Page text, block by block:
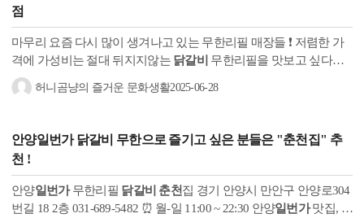
점
마무리 요즘 다시 많이 생겨나고 있는 무한리필 매장들 ❗ 저렴한 가
격에 가성비는 절대 뒤지지않는 닭갈비 무한리필을 맛보고 싶다면
안양
세요 :)
허니곰냥의 즐거운 문화생활2025-06-28
안양일번가 닭갈비 무한으로 즐기고 싶은 분들은 "춘천집" 추
천 !
안양일번가무한리필 닭갈비 춘천집 경기 안양시 만안구 안양로304
번길 18 2층 031-689-5482 ⏰ 월-일 11:00 ~ 22:30 안양일번가맛집, 안